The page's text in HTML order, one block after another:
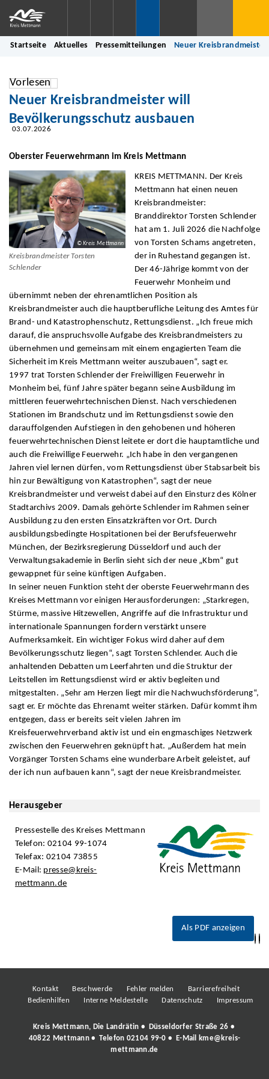
Startseite Aktuelles Pressemitteilungen Neuer
Vorlesen
Neuer Kreisbrandmeister will
Bevölkerungsschutz ausbauen
03.07.2026
Oberster Feuerwehrmann im Kreis Mettmann
© Kreis Mettmann
Kreisbrandmeister Torsten
Schlender
KREIS METTMANN. Der Kreis
Mettmann hat einen neuen
Kreisbrandmeister:
Branddirektor Torsten Schlender
hat am 1. Juli 2026 die Nachfolge
von Torsten Schams angetreten,
der in Ruhestand gegangen ist.
Der 46-Jährige kommt von der
Feuerwehr Monheim und
übernimmt neben der ehrenamtlichen Position als
Kreisbrandmeister auch die hauptberufliche Leitung des Amtes für
Brand- und Katastrophenschutz, Rettungsdienst. „Ich freue mich
darauf, die anspruchsvolle Aufgabe des Kreisbrandmeisters zu
übernehmen und gemeinsam mit einem engagierten Team die
Sicherheit im Kreis Mettmann weiter auszubauen“, sagt er.
1997 trat Torsten Schlender der Freiwilligen Feuerwehr in
Monheim bei, fünf Jahre später begann seine Ausbildung im
mittleren feuerwehrtechnischen Dienst. Nach verschiedenen
Stationen im Brandschutz und im Rettungsdienst sowie den
darauffolgenden Aufstiegen in den gehobenen und höheren
feuerwehrtechnischen Dienst leitete er dort die hauptamtliche und
auch die Freiwillige Feuerwehr. „Ich habe in den vergangenen
Jahren viel lernen dürfen, vom Rettungsdienst über Stabsarbeit bis
hin zur Bewältigung von Katastrophen“, sagt der neue
Kreisbrandmeister und verweist dabei auf den Einsturz des Kölner
Stadtarchivs 2009. Damals gehörte Schlender im Rahmen seiner
Ausbildung zu den ersten Einsatzkräften vor Ort. Durch
ausbildungsbedingte Hospitationen bei der Berufsfeuerwehr
München, der Bezirksregierung Düsseldorf und auch der
Verwaltungsakademie in Berlin sieht sich der neue „Kbm“ gut
gewappnet für seine künftigen Aufgaben.
In seiner neuen Funktion steht der oberste Feuerwehrmann des
Kreises Mettmann vor einigen Herausforderungen: „Starkregen,
Stürme, massive Hitzewellen, Angriffe auf die Infrastruktur und
internationale Spannungen fordern verstärkt unsere
Aufmerksamkeit. Ein wichtiger Fokus wird daher auf dem
Bevölkerungsschutz liegen“, sagt Torsten Schlender. Auch die
anhaltenden Debatten um Leerfahrten und die Struktur der
Leitstellen im Rettungsdienst wird er aktiv begleiten und
mitgestalten. „Sehr am Herzen liegt mir die Nachwuchsförderung“,
sagt er. Er möchte das Ehrenamt weiter stärken. Dafür kommt ihm
entgegen, dass er bereits seit vielen Jahren im
Kreisfeuerwehrverband aktiv ist und ein engmaschiges Netzwerk
zwischen den Feuerwehren geknüpft hat. „Außerdem hat mein
Vorgänger Torsten Schams eine wunderbare Arbeit geleistet, auf
der ich nun aufbauen kann“, sagt der neue Kreisbrandmeister.
Herausgeber
Pressestelle des Kreises Mettmann
Telefon: 02104 99-1074
Telefax: 02104 73855
E-Mail: presse@kreis-
mettmann.de
Als PDF anzeigen
Kontakt Beschwerde Fehler melden
Barrierefreiheit
Bedienhilfen
Interne Meldestelle Datenschutz Impressum
Kreis Mettmann, Die Landrätin • Düsseldorfer Straße 26 •
40822 Mettmann • Telefon 02104 99-0 • E-Mail
kme@kreis-
mettmann.de